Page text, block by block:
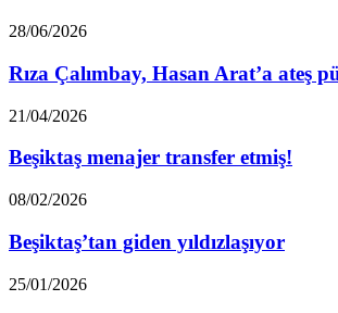
Rıza
Hasan
Arat’a
ateş
püskürdü!
28/06/2026
Rıza Çalımbay, Hasan Arat’a ateş
Beşiktaş
transfer
etmiş!
21/04/2026
Beşiktaş menajer transfer etmiş!
Beşiktaş’tan
yıldızlaşıyor
08/02/2026
Beşiktaş’tan giden yıldızlaşıyor
“Beşiktaş’ın
25/01/2026